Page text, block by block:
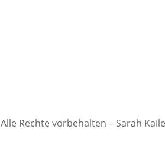
Alle Rechte vorbehalten – Sarah